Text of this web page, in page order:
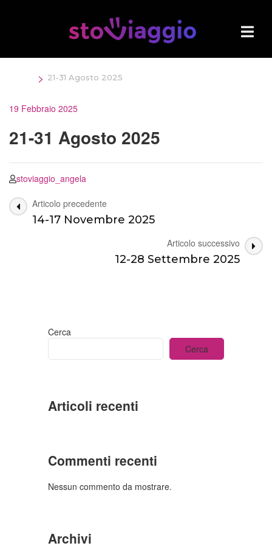
> 21-31 Agosto 2025
19 Febbraio 2025
21-31 Agosto 2025
stoviaggio_angela
Navigazione
articoli
Articolo precedente
14-17 Novembre 2025
Articolo successivo
12-28 Settembre 2025
Cerca
Cerca
Articoli recenti
Commenti recenti
Nessun commento da mostrare.
Archivi